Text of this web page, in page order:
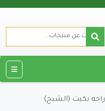
راحه بكيت (الشيخ)